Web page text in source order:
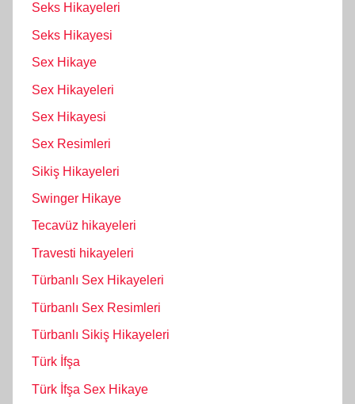
Seks Hikayeleri
Seks Hikayesi
Sex Hikaye
Sex Hikayeleri
Sex Hikayesi
Sex Resimleri
Sikiş Hikayeleri
Swinger Hikaye
Tecavüz hikayeleri
Travesti hikayeleri
Türbanlı Sex Hikayeleri
Türbanlı Sex Resimleri
Türbanlı Sikiş Hikayeleri
Türk İfşa
Türk İfşa Sex Hikaye